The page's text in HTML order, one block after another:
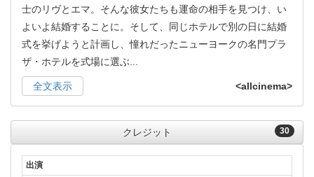
士のリヴとエマ。そんな彼女たちも運命の相手を見つけ、い
よいよ結婚することに。そして、同じホテルで別の日に結婚
式を挙げようと計画し、憧れだったニューヨークの名門プラ
ザ・ホテルを式場に選ぶ
全文表示 <allcinema>
30
クレジット
出演